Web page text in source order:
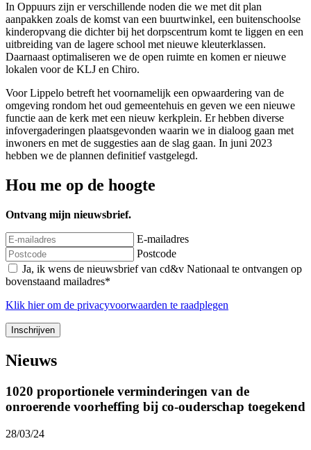
In Oppuurs zijn er verschillende noden die we met dit plan
aanpakken zoals de komst van een buurtwinkel, een buitenschoolse
kinderopvang die dichter bij het dorpscentrum komt te liggen en een
uitbreiding van de lagere school met nieuwe kleuterklassen.
Daarnaast optimaliseren we de open ruimte en komen er nieuwe
lokalen voor de KLJ en Chiro.
Voor Lippelo betreft het voornamelijk een opwaardering van de
omgeving rondom het oud gemeentehuis en geven we een nieuwe
functie aan de kerk met een nieuw kerkplein. Er hebben diverse
infovergaderingen plaatsgevonden waarin we in dialoog gaan met
inwoners en met de suggesties aan de slag gaan. In juni 2023
hebben we de plannen definitief vastgelegd.
Hou me op de hoogte
Ontvang mijn nieuwsbrief.
E-mailadres
Postcode
Ja, ik wens de nieuwsbrief van cd&v Nationaal te ontvangen op
bovenstaand mailadres*
Klik hierom de privacyvoorwaarden te raadplegen
Nieuws
1020 proportionele verminderingen van de
onroerende voorheffing bij co-ouderschap toegekend
28/03/24